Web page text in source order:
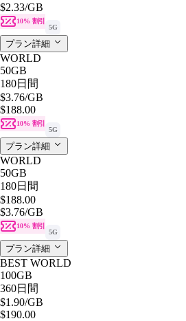
$2.33/GB
10% 割引
5G
プラン詳細
WORLD
50GB
180日間
$3.76/GB
$188.00
10% 割引
5G
プラン詳細
WORLD
50GB
180日間
$188.00
$3.76/GB
10% 割引
5G
プラン詳細
BEST WORLD
100GB
360日間
$1.90/GB
$190.00